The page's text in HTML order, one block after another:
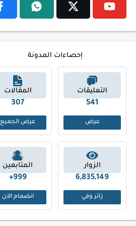
إحصاءات المدونة
التعليقات
657
عرض
المقالات
388
عرض الجميع
الزوار
6,835,149
زائر وفي
المتابعين
999+
انضمام الآن